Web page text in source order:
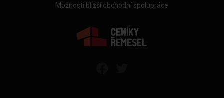
Možnosti bližší obchodní spolupráce